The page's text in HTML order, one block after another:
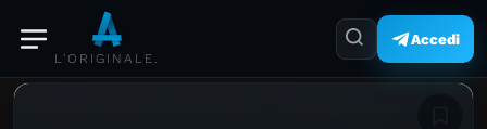
L'ORIGINALE.
Accedi